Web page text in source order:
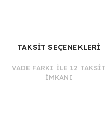
TAKSİT SEÇENEKLERİ
VADE FARKI İLE 12 TAKSİT
İMKANI